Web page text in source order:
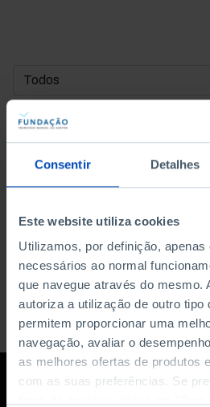
Consentir Detalhes
Este website utiliza cookies
Utilizamos, por definição, apenas
necessários ao normal
que navegue através do mesmo.
autoriza a utilização de outro tipo
permitem proporcionar uma
navegação, avaliar o
as melhores ofertas de produtos
com as suas preferências. Se
DATA DE INÍCIO
DATA DE FIM